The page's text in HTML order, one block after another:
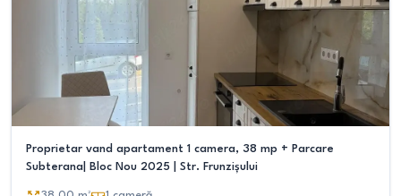
Proprietar vand apartament 1 camera, 38 mp + Parcare
Subterana| Bloc Nou 2025 | Str. Frunzișului